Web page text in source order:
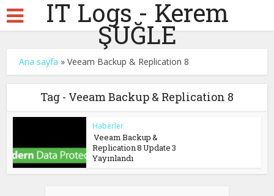
IT Logs - Kerem
ŞUĞLE
Ana sayfa »Veeam Backup & Replication 8
Tag - Veeam Backup & Replication 8
Haberler
Veeam Backup &
Replication 8 Update 3
Yayınlandı